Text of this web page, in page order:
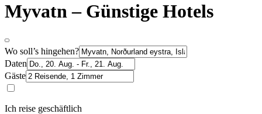
Myvatn – Günstige Hotels
Wo soll’s hingehen?
Daten
Gäste
Ich reise geschäftlich